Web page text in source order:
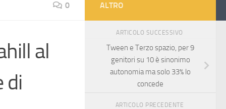
0
al
di
ALTRO
ARTICOLO SUCCESSIVO
Tween e Terzo spazio, per 9
genitori su 10 è sinonimo
autonomia ma solo 33% lo
concede
ARTICOLO PRECEDENTE